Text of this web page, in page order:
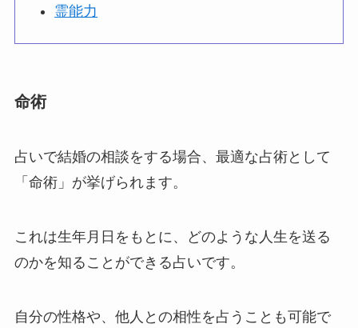
霊能力
命術
占いで結婚の相談をする場合、最適な占術として
「命術」が挙げられます。
これは生年月日をもとに、どのような人生を送る
のかを知ることができる占いです。
自分の性格や、他人との相性を占うことも可能で